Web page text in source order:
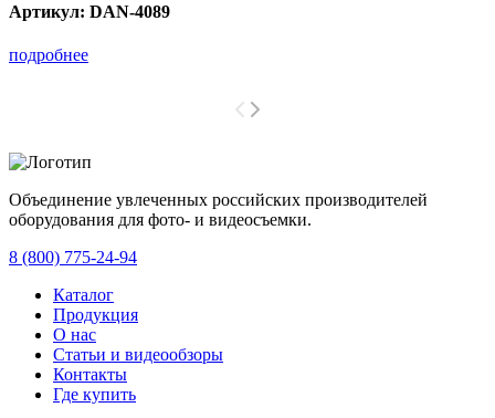
Артикул: DAN-4089
подробнее
Объединение увлеченных российских производителей
оборудования для фото- и видеосъемки.
8 (800) 775-24-94
Каталог
Продукция
О нас
Статьи и видеообзоры
Контакты
Где купить